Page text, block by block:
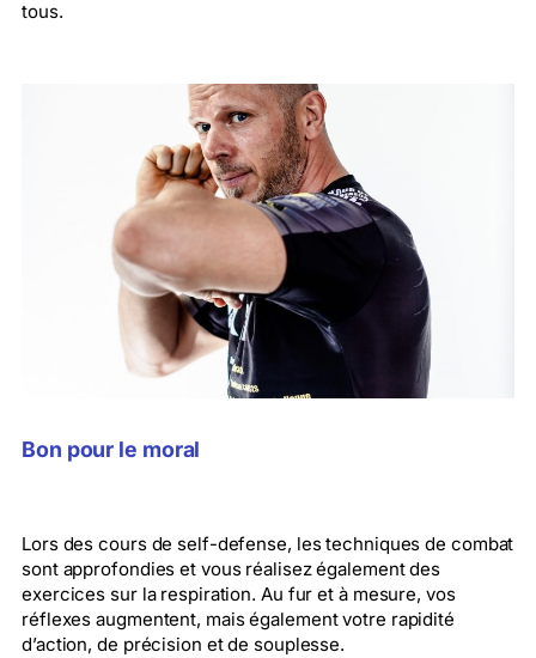
tous.
Bon pour le moral
Lors des cours de self-defense, les techniques de combat
sont approfondies et vous réalisez également des
exercices sur la respiration. Au fur et à mesure, vos
réflexes augmentent, mais également votre rapidité
d’action, de précision et de souplesse.